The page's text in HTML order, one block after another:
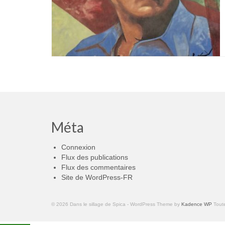
Méta
Connexion
Flux des publications
Flux des commentaires
Site de WordPress-FR
© 2026 Dans le sillage de Spica - WordPress Theme by Kadence WP